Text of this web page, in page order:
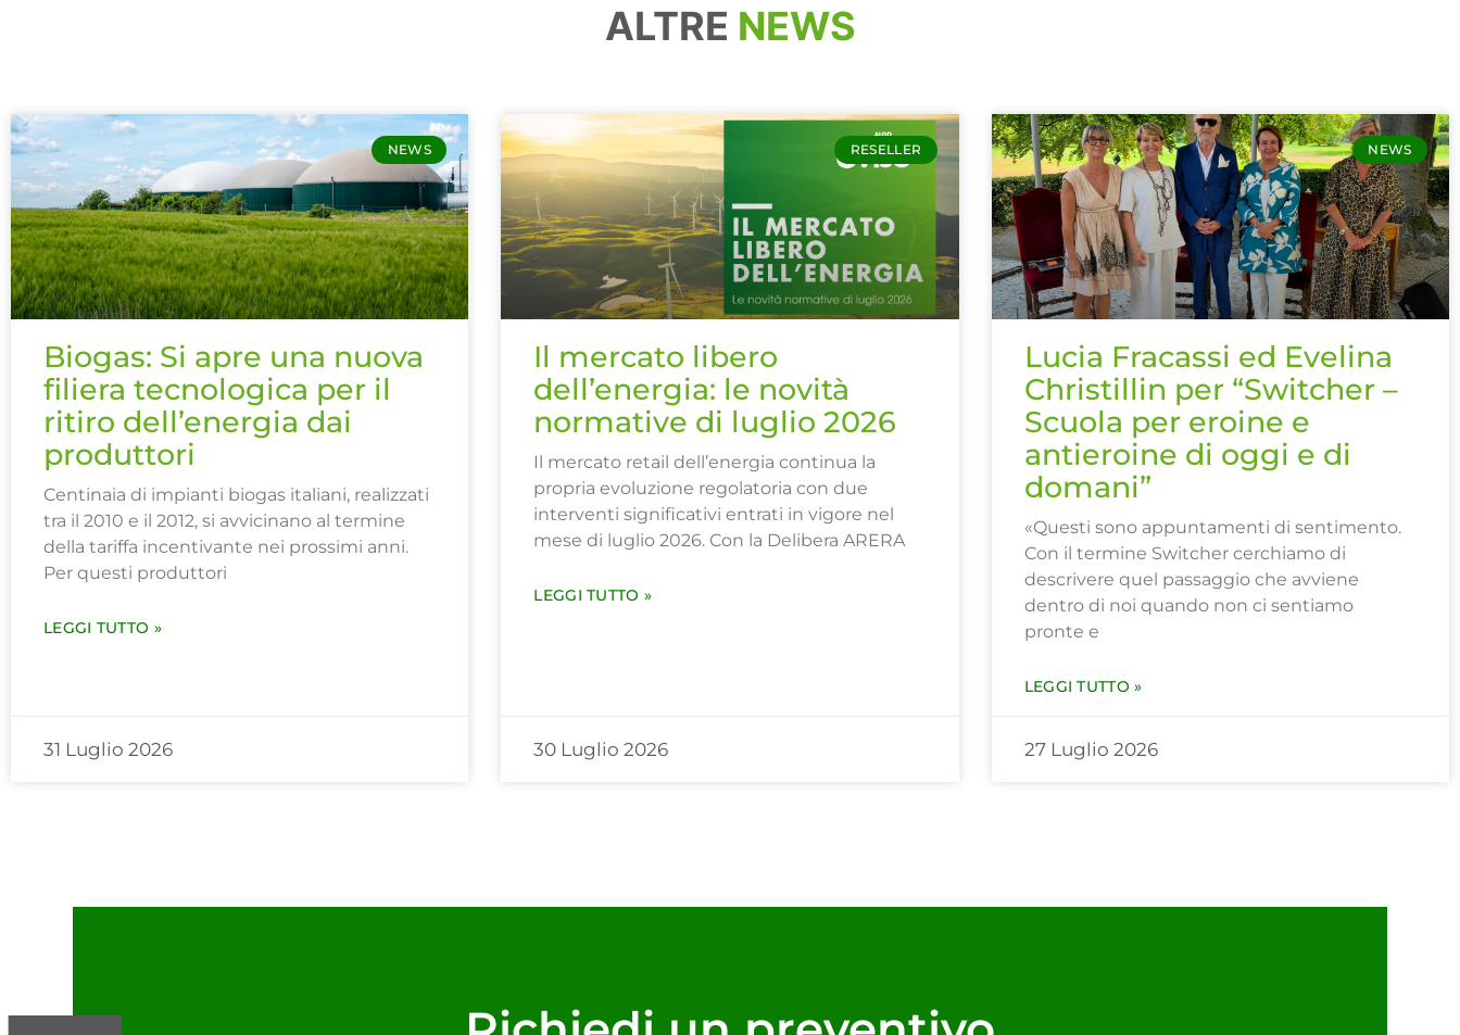
ALTRE NEWS
NEWS
Biogas: Si apre una nuova
filiera tecnologica per il
ritiro dell’energia dai
produttori
Centinaia di impianti biogas italiani, realizzati
tra il 2010 e il 2012, si avvicinano al termine
della tariffa incentivante nei prossimi anni.
Per questi produttori
LEGGI TUTTO »
31 Luglio 2026
RESELLER
Il mercato libero
dell’energia: le novità
normative di luglio 2026
Il mercato retail dell’energia continua la
propria evoluzione regolatoria con due
interventi significativi entrati in vigore nel
mese di luglio 2026. Con la Delibera ARERA
LEGGI TUTTO »
30 Luglio 2026
NEWS
Lucia Fracassi ed Evelina
Christillin per “Switcher –
Scuola per eroine e
antieroine di oggi e di
domani”
«Questi sono appuntamenti di sentimento.
Con il termine Switcher cerchiamo di
descrivere quel passaggio che avviene
dentro di noi quando non ci sentiamo
pronte e
LEGGI TUTTO »
27 Luglio 2026